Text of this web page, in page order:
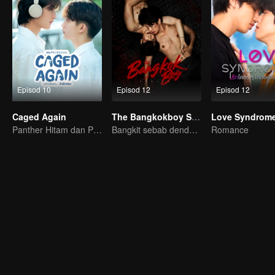
Episod 10
Caged Again
Panther Hitam dan Penguin
Episod 12
The Bangkokboy Series (Uncut Ver.)
Bangkit sebab dendam, rebah sebab cinta!
Episod 12
Love
Romance